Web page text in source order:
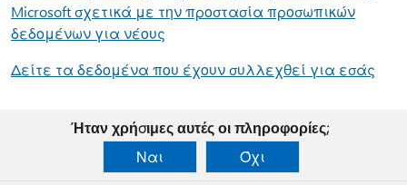
Microsoft σχετικά με την προστασία προσωπικών
δεδομένων για νέους
Δείτε τα δεδομένα που έχουν συλλεχθεί για εσάς
Ήταν χρήσιμες αυτές οι πληροφορίες;
Ναι
Όχι